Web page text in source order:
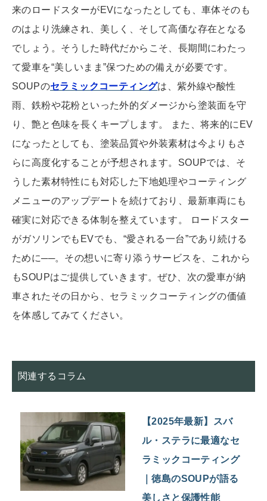
来のロードスターがEVになったとしても、車体そのも
のはより洗練され、美しく、そして高価な存在となる
でしょう。そうした時代だからこそ、長期間にわたっ
て愛車を“美しいまま”保つための備えが必要です。
SOUPのセラミックコーティングは、紫外線や酸性
雨、鉄粉や花粉といった外的ダメージから塗装面を守
り、艶と色味を長くキープします。 また、将来的にEV
になったとしても、塗装品質や外装素材は今よりもさ
らに高度化することが予想されます。SOUPでは、そ
うした素材特性にも対応した下地処理やコーティング
メニューのアップデートを続けており、最新車両にも
確実に対応できる体制を整えています。 ロードスター
がガソリンでもEVでも、“愛される一台”であり続ける
ために──。その想いに寄り添うサービスを、これから
もSOUPはご提供していきます。ぜひ、次の愛車が納
車されたその日から、セラミックコーティングの価値
を体感してみてください。
関連するコラム
【2025年最新】スバ
ル・ステラに最適なセ
ラミックコーティング
｜徳島のSOUPが語る
美しさと保護性能